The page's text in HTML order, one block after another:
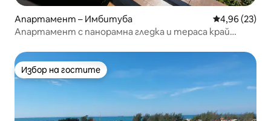
Апартамент – Имбитуба Средна
4,96 (23)
Апартамент с панорамна гледка и тераса край
Избор на гостите
Избор на гостите